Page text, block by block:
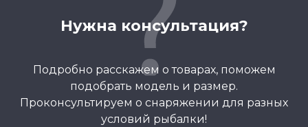
Нужна консультация?
Подробно расскажем о товарах, поможем
подобрать модель и размер.
Проконсультируем о снаряжении для разных
условий рыбалки!